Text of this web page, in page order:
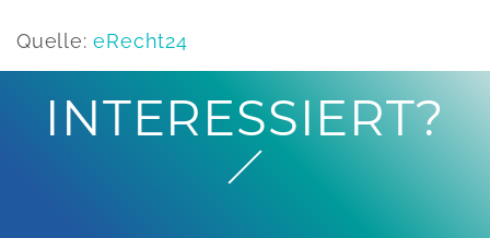
Quelle:eRecht24
INTERESSIERT?